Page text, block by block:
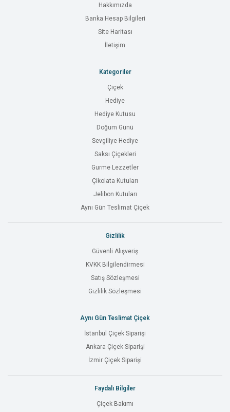
Hakkımızda
Banka Hesap Bilgileri
Site Haritası
İletişim
Kategoriler
Çiçek
Hediye
Hediye Kutusu
Doğum Günü
Sevgiliye Hediye
Saksı Çiçekleri
Gurme Lezzetler
Çikolata Kutuları
Jelibon Kutuları
Aynı Gün Teslimat Çiçek
Gizlilik
Güvenli Alışveriş
KVKK Bilgilendirmesi
Satış Sözleşmesi
Gizlilik Sözleşmesi
Aynı Gün Teslimat Çiçek
İstanbul Çiçek Siparişi
Ankara Çiçek Siparişi
İzmir Çiçek Siparişi
Faydalı Bilgiler
Çiçek Bakımı